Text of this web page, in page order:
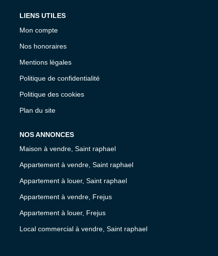
LIENS UTILES
Mon compte
Nos honoraires
Mentions légales
Politique de confidentialité
Politique des cookies
Plan du site
NOS ANNONCES
Maison à vendre, Saint raphael
Appartement à vendre, Saint raphael
Appartement à louer, Saint raphael
Appartement à vendre, Frejus
Appartement à louer, Frejus
Local commercial à vendre, Saint raphael